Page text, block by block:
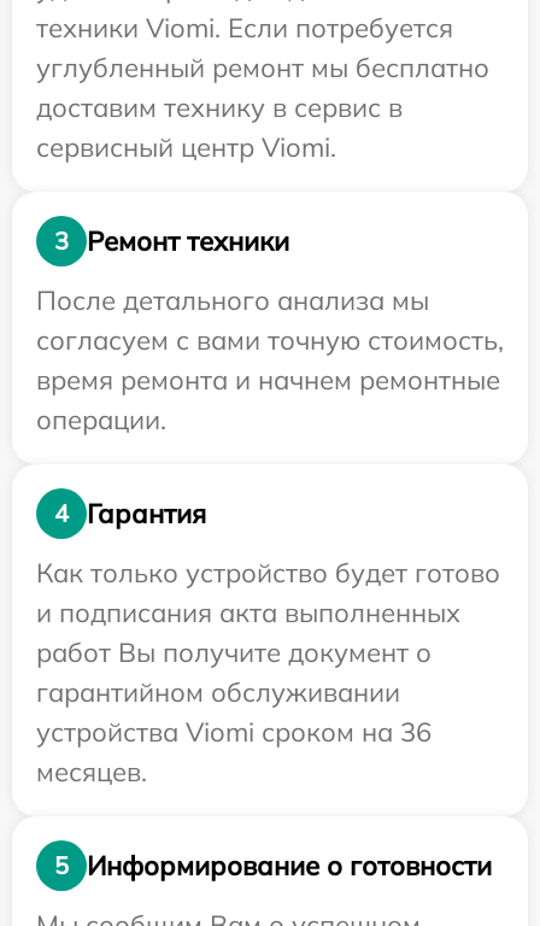
техники Viomi. Если потребуется
углубленный ремонт мы бесплатно
доставим технику в сервис в
сервисный центр Viomi.
3
Ремонт техники
После детального анализа мы
согласуем с вами точную стоимость,
время ремонта и начнем ремонтные
операции.
4
Гарантия
Как только устройство будет готово
и подписания акта выполненных
работ Вы получите документ о
гарантийном обслуживании
устройства Viomi сроком на 36
месяцев.
5
Информирование о готовности